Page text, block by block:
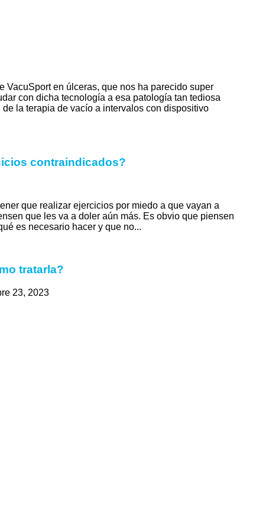
VacuSport en úlceras, que nos ha parecido super
con dicha tecnología a esa patología tan tediosa
la terapia de vacío a intervalos con dispositivo
contraindicados?
que realizar ejercicios por miedo a que vayan a
que les va a doler aún más. Es obvio que piensen
es necesario hacer y que no...
tratarla?
23, 2023